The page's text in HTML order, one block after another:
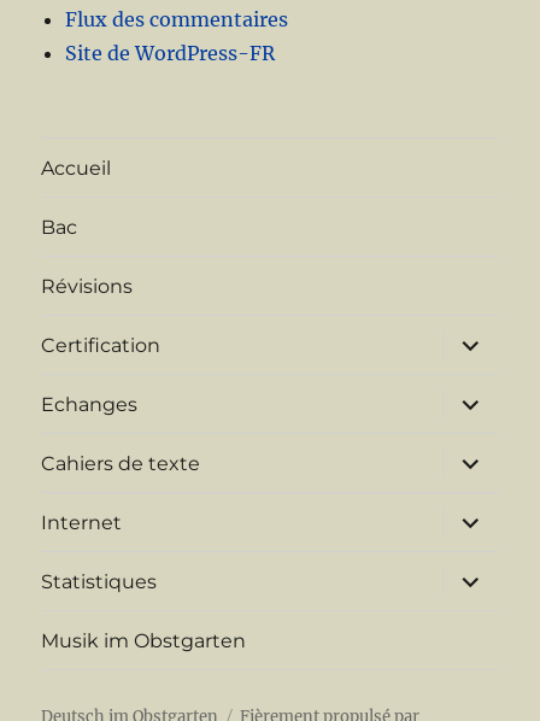
Flux des commentaires
Site de WordPress-FR
Accueil
Bac
Révisions
Certification
ouvrir
menu
Echanges
ouvrir
menu
Cahiers de texte
ouvrir
menu
Internet
ouvrir
menu
Statistiques
ouvrir
Musik im Obstgarten